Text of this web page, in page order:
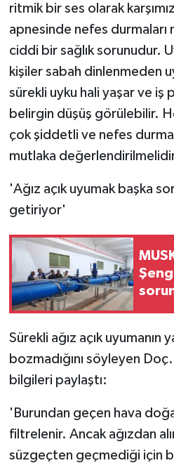
ritmik bir ses olarak
apnesinde nefes durmaları
ciddi bir sağlık sorunudur.
kişiler sabah dinlenmeden
sürekli uyku hali yaşar ve iş
belirgin düşüş görülebilir.
çok şiddetli ve nefes
mutlaka
'Ağız açık uyumak başka
getiriyor'
Sürekli ağız açık uyumanın
bozmadığını söyleyen
bilgileri paylaştı:
'Burundan geçen hava
filtrelenir. Ancak ağızdan
süzgeçten geçmediği için